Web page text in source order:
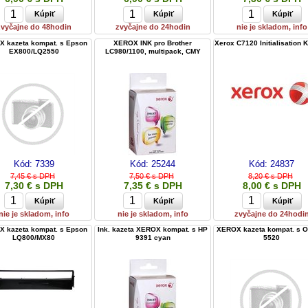
do 48hodin zvyčajne do 24hodin nie je skladom, info
kazeta kompat. s Epson
EX800/LQ2550
Kód: 7339
7,45 € s DPH
7,30 € s DPH
je skladom, info
XEROX INK pro Brother
LC980/1100, multipack, CMY
Kód: 25244
7,50 € s DPH
7,35 € s DPH
nie je skladom, info
Xerox C7120 Initialisation
Kód: 24837
8,20 € s DPH
8,00 € s DPH
zvyčajne do 24hodin
kazeta kompat. s Epson
LQ800/MX80
Ink. kazeta XEROX kompat. s HP
9391 cyan
XEROX kazeta kompat. s
5520